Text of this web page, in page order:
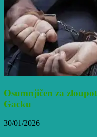
Osumnjičen za
Gacku
30/01/2026